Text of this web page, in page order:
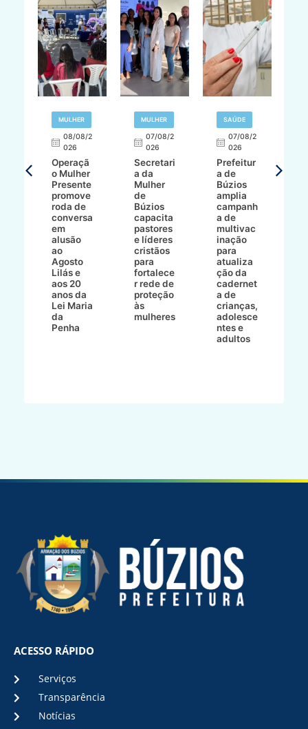
MULHER
08/08/2
026
Operaçã
o Mulher
Presente
promove
roda de
conversa
em
alusão
ao
Agosto
Lilás e
aos 20
anos da
Lei Maria
da
Penha
MULHER
07/08/2
026
Secretari
a da
Mulher
de
Búzios
capacita
pastores
e líderes
cristãos
para
fortalece
r rede de
proteção
às
mulheres
SAÚDE
07/08/2
026
Prefeitur
a de
Búzios
amplia
campanh
a de
multivac
inação
para
atualiza
ção da
cadernet
a de
crianças,
adolesce
ntes e
adultos
ACESSO RÁPIDO
Serviços
Transparência
Notícias